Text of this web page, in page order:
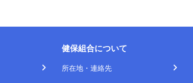
健保組合について
所在地・連絡先